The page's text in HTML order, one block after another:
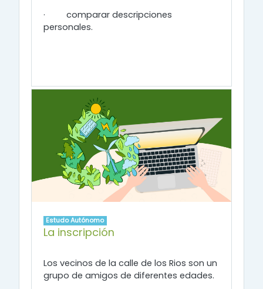
· comparar descripciones
personales.
Estudo Autónomo
La inscripción
Los vecinos de la calle de los Rios son un
grupo de amigos de diferentes edades.